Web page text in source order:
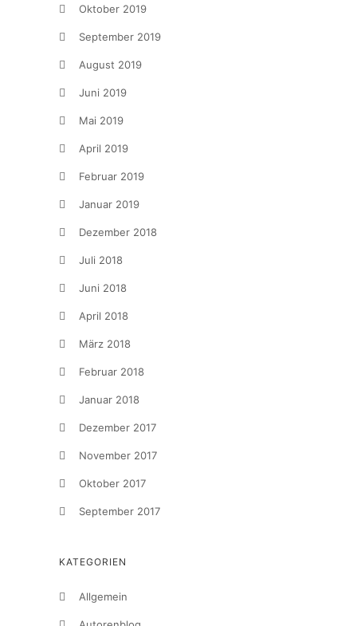
Oktober 2019
September 2019
August 2019
Juni 2019
Mai 2019
April 2019
Februar 2019
Januar 2019
Dezember 2018
Juli 2018
Juni 2018
April 2018
März 2018
Februar 2018
Januar 2018
Dezember 2017
November 2017
Oktober 2017
September 2017
KATEGORIEN
Allgemein